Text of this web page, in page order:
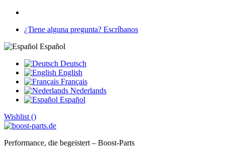
¿Tiene alguna pregunta? Escríbanos
Español
Deutsch
English
Français
Nederlands
Español
Wishlist ()
Performance, die begeistert – Boost-Parts